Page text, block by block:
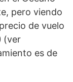
pero viendo
de vuelo
(ver
es de